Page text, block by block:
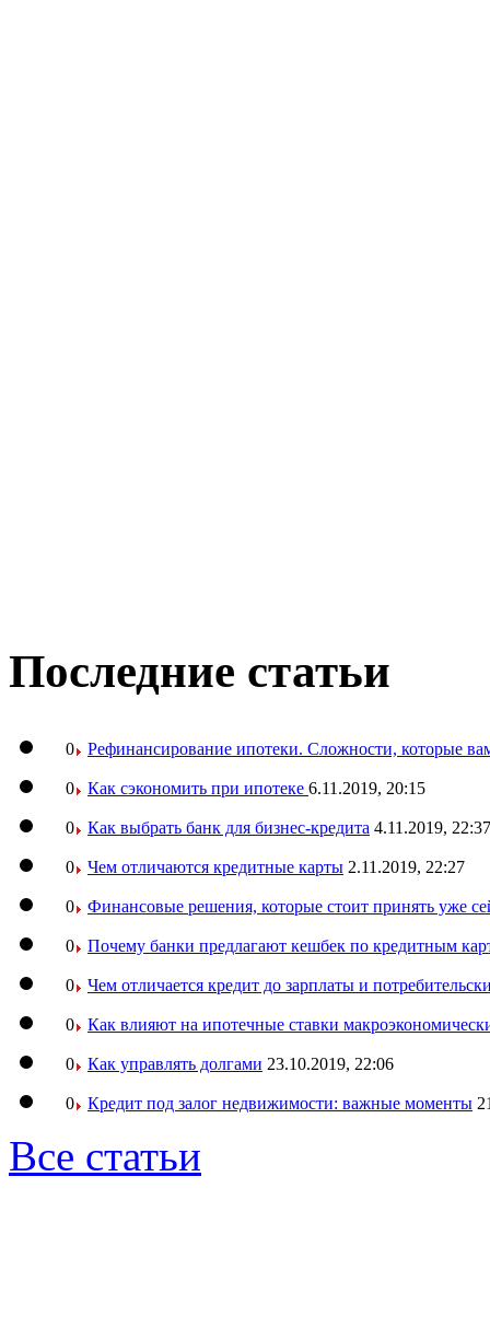
Последние статьи
0 Рефинансирование ипотеки. Сложности, которые
0 Как сэкономить при ипотеке 6.11.2019, 20:15
0 Как выбрать банк для бизнес-кредита 4.11.2019, 22:37
0 Чем отличаются кредитные карты 2.11.2019, 22:27
0 Финансовые решения, которые стоит принять уже
0 Почему банки предлагают кешбек по кредитным
0 Чем отличается кредит до зарплаты и
0 Как влияют на ипотечные ставки
0 Как управлять долгами 23.10.2019, 22:06
0 Кредит под залог недвижимости: важные моменты
Все статьи